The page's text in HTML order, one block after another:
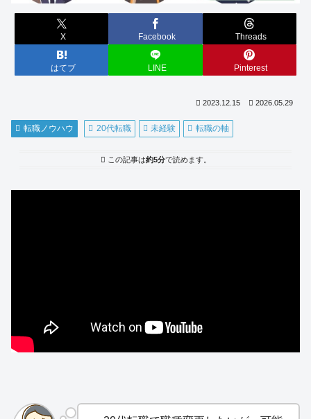
X Facebook Threads
はてブ LINE Pinterest
2023.12.15 2026.05.29
転職ノウハウ 20代転職 未経験 転職の軸
この記事は約5分で読めます。